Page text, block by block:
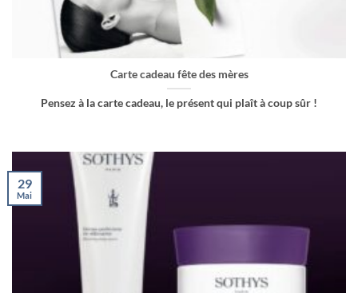
Carte cadeau fête des mères
Pensez à la carte cadeau, le présent qui plaît à coup sûr !
29
Mai